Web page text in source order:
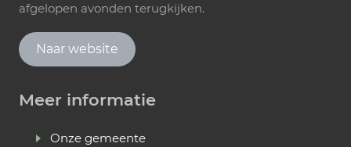
afgelopen avonden terugkijken.
Naar website
Meer informatie
Onze gemeente